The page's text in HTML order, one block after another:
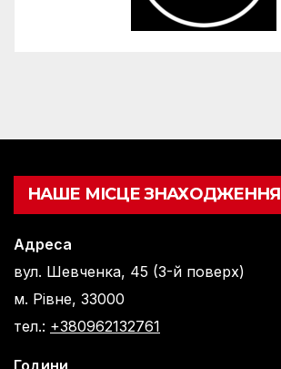
НАШЕ МІСЦЕ ЗНАХОДЖЕННЯ
Адреса
вул. Шевченка, 45 (3-й поверх)
м. Рівне, 33000
тел.: +380962132761
Години